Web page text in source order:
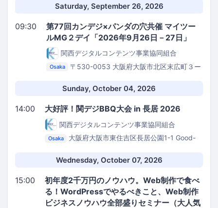
Saturday, September 26, 2026
09:30
第77回カンデジ×パンダの穴共催 マイツー
ルMG２デイ「2026年9月26日－27日」
関西デジタルコンテンツ事業協同組合
Osaka
〒530-0053 大阪府大阪市北区末広町３ー
Sunday, October 04, 2026
14:00 大好評！関デジBBQ大会 in 長居 2026
関西デジタルコンテンツ事業協同組合
Osaka 大阪府大阪市東住吉区長居公園1-1 Good-
Wednesday, October 07, 2026
15:00
初年度2千万円のノウハウ。Web制作で食べ
る！WordPressでやるべきこと、Web制作
ビジネスノウハウ全部盛りセミナー（大人気